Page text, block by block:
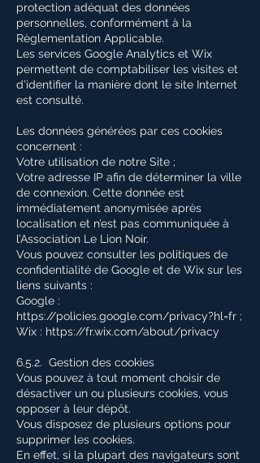
protection adéquat des données
personnelles, conformément à la
Règlementation Applicable.
Les services Google Analytics et Wix
permettent de comptabiliser les visites et
d’identifier la manière dont le site Internet
est consulté.
Les données générées par ces cookies
concernent :
Votre utilisation de notre Site ;
Votre adresse IP afin de déterminer la ville
de connexion. Cette donnée est
immédiatement anonymisée après
localisation et n’est pas communiquée à
l’Association Le Lion Noir.
Vous pouvez consulter les politiques de
confidentialité de Google et de Wix sur les
liens suivants :
Google :
https://policies.google.com/privacy?hl=fr ;
Wix : https://fr.wix.com/about/privacy
6.5.2. Gestion des cookies
Vous pouvez à tout moment choisir de
désactiver un ou plusieurs cookies, vous
opposer à leur dépôt.
Vous disposez de plusieurs options pour
supprimer les cookies.
En effet, si la plupart des navigateurs sont